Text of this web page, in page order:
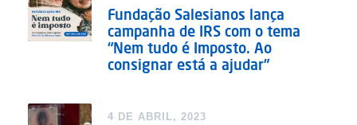
Fundação Salesianos lança
campanha de IRS com o tema
“Nem tudo é Imposto. Ao
consignar está a ajudar”
4 DE ABRIL, 2023